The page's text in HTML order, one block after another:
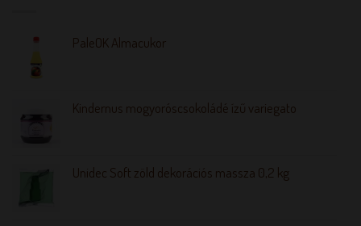
PaleOK Almacukor
Kindernus mogyoróscsokoládé ízű variegato
Unidec Soft zöld dekorációs massza 0,2 kg